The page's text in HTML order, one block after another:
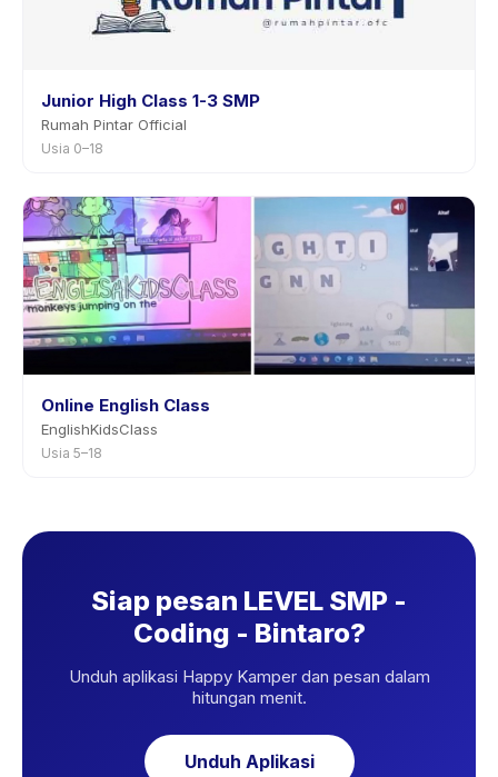
Junior High Class 1-3 SMP
Rumah Pintar Official
Usia 0–18
Online English Class
EnglishKidsClass
Usia 5–18
Siap pesan LEVEL SMP -
Coding - Bintaro?
Unduh aplikasi Happy Kamper dan pesan dalam
hitungan menit.
Unduh Aplikasi